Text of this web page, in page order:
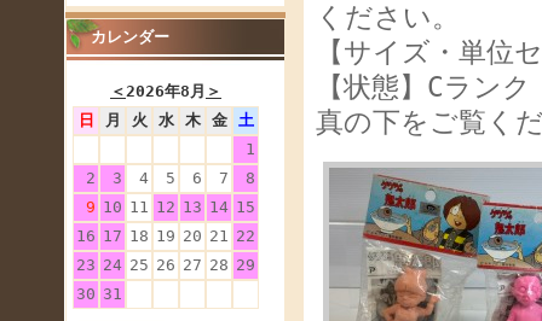
カレンダー
＜2026年8月 ＞
日
月 火 水 木 金
土
1
2
3 4 5 6 7
8
9 10 11 12 13 14 15
16 17 18 19 20 21 22
23 24 25 26 27 28 29
30 31
ください。
【サイズ・単位
【状態】Cラン
真の下をご覧く